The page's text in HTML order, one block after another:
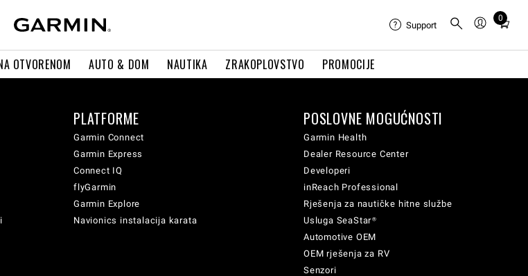
OTVORENOM AUTO & DOM NAUTIKA ZRAKOPLOVSTVO PROMOCIJE
Support
0
Total
cart:
PLATFORME
Garmin Connect
Garmin Express
Connect IQ
flyGarmin
Garmin Explore
Navionics instalacija karata
POSLOVNE MOGUĆNOSTI
Garmin Health
Dealer Resource Center
Developeri
inReach Professional
Rješenja za nautičke hitne službe
Usluga SeaStar®
Automotive OEM
OEM rješenja za RV
Senzori